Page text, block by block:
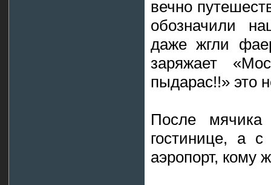
вечно
обозначили
даже жгли
заряжает
пыдарас!!» это
После
гостинице, а
аэропорт, кому